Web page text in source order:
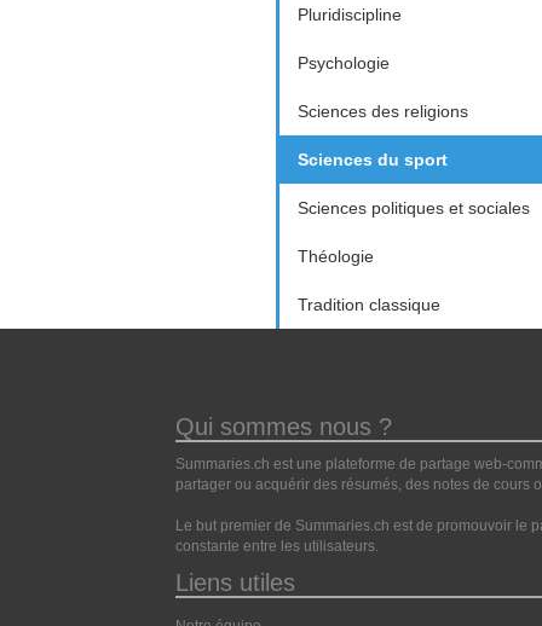
Pluridiscipline
Psychologie
Sciences des religions
Sciences du sport
Sciences politiques et sociales
Théologie
Tradition classique
Qui sommes nous ?
Summaries.ch est une plateforme de partage web-
partager ou acquérir des résumés, des notes de cours
Le but premier de Summaries.ch est de promouvoir le
constante entre les utilisateurs.
Liens utiles